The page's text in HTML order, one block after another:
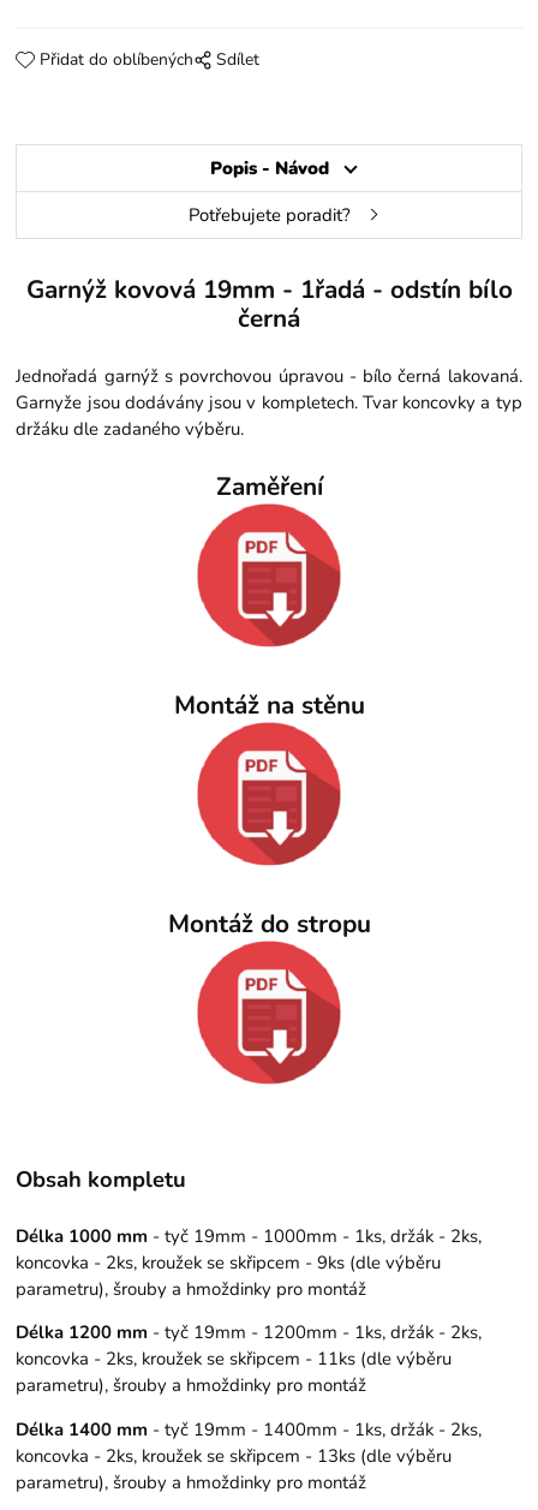
Přidat do oblíbených Sdílet
Popis - Návod
Potřebujete poradit?
Garnýž kovová 19mm - 1řadá - odstín bílo
černá
Jednořadá garnýž s povrchovou úpravou - bílo černá lakovaná.
Garnyže jsou dodávány jsou v kompletech. Tvar koncovky a typ
držáku dle zadaného výběru.
Zaměření
Montáž na stěnu
Montáž do stropu
Obsah kompletu
Délka 1000 mm - tyč 19mm - 1000mm - 1ks, držák - 2ks,
koncovka - 2ks, kroužek se skřipcem - 9ks (dle výběru
parametru), šrouby a hmoždinky pro montáž
Délka 1200 mm - tyč 19mm - 1200mm - 1ks, držák - 2ks,
koncovka - 2ks, kroužek se skřipcem - 11ks (dle výběru
parametru), šrouby a hmoždinky pro montáž
Délka 1400 mm - tyč 19mm - 1400mm - 1ks, držák - 2ks,
koncovka - 2ks, kroužek se skřipcem - 13ks (dle výběru
parametru), šrouby a hmoždinky pro montáž